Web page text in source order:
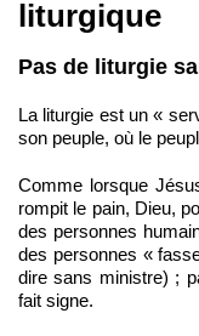
liturgique
Pas de liturgie
La liturgie est un «
son peuple, où le
Comme lorsque
rompit le pain, Dieu,
des personnes
des personnes «
dire sans ministre) ;
fait signe.